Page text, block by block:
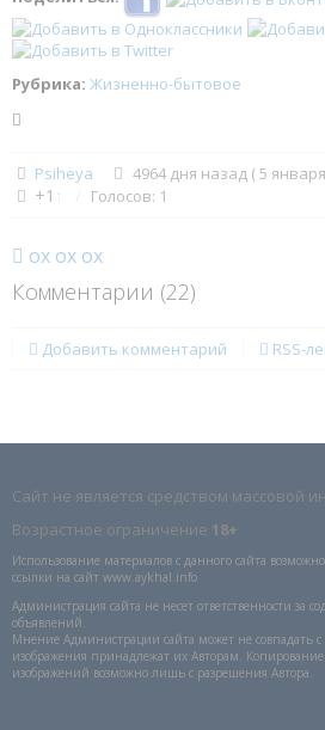
Рубрика: Жизненно-бытовое
Psiheya 4964 дня назад ( 5
+1 Голосов: 1
ох ох ох
Комментарии (22)
Добавить комментарий RSS-
Сайт не является средством массовой
Возрастное ограничение 18+
Использование материалов с данного сайта
ссылки на сайт www.aykhal.info
Администрация сайта не несет ответственности за
объявлений.
Мнение Администрации сайта может не совпадать
изображения принадлежат их Авторам.
изображений возможно лишь с разрешения Автора.